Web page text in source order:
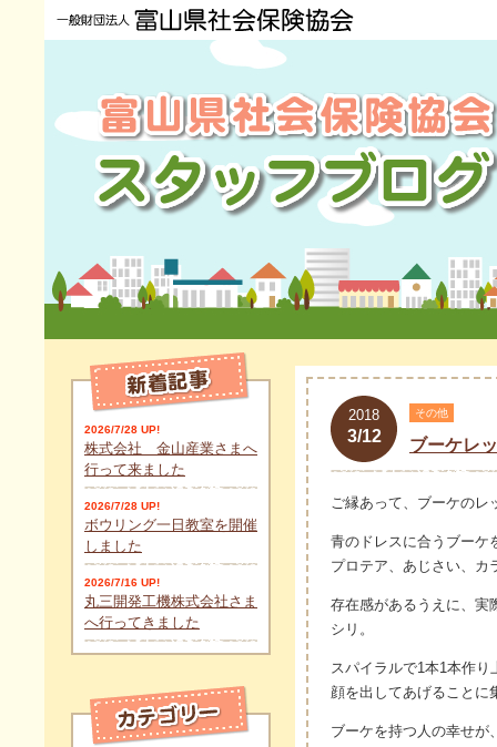
2018
3/12
その他
ブーケレ
ご縁あって、ブーケのレ
青のドレスに合うブーケ
プロテア、あじさい、カ
存在感があるうえに、実
シリ。
スパイラルで1本1本作
顔を出してあげることに
ブーケを持つ人の幸せが
2026/7/28 UP!
株式会社 金山産業さまへ
行って来ました
2026/7/28 UP!
ボウリング一日教室を開催
しました
2026/7/16 UP!
丸三開発工機株式会社さま
へ行ってきました